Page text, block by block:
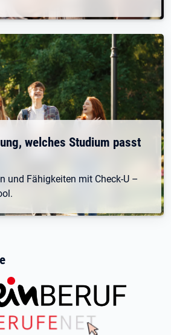
welches Studium passt
und Fähigkeiten mit Check-U –